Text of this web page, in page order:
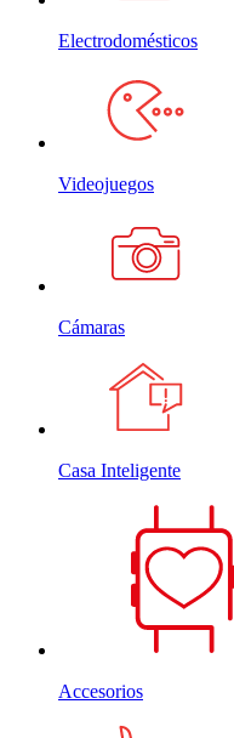
Electrodomésticos
Videojuegos
Cámaras
Casa Inteligente
Accesorios